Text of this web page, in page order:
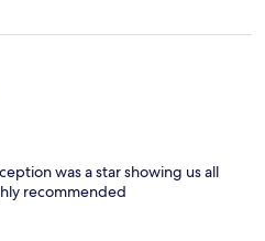
was a star showing us all
recommended